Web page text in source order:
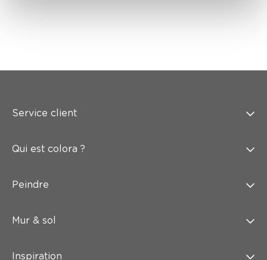
Service client
Qui est colora ?
Peindre
Mur & sol
Inspiration